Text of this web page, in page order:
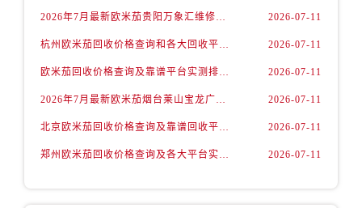
辽宁省沈阳市沈河区中街路137号亨得利名表维修授权店1楼欧米茄售后服务中心（需提前预约）
辽宁省沈阳市沈河区中街路83号亨得利名表维修授权店1楼欧米茄售后服务中心（需提前预约）
内蒙古自治区包头市青山区幸福路甲3号王府井百货名表维修欧米茄售后服务中心（需提前预约）
2026年7月最新欧米茄贵阳万象汇维修保养服务电话 2026-07-11
杭州欧米茄回收价格查询和各大回收平台实测排行（2026年7月最新数据） 2026-07-11
欧米茄回收价格查询及靠谱平台实测排行(2026年7月最新) 2026-07-11
2026年7月最新欧米茄烟台莱山宝龙广场维修保养服务电话 2026-07-11
北京欧米茄回收价格查询及靠谱回收平台实测排行（2026年7月最新数据） 2026-07-11
郑州欧米茄回收价格查询及各大平台实测排行(2026年7月最新数据) 2026-07-11